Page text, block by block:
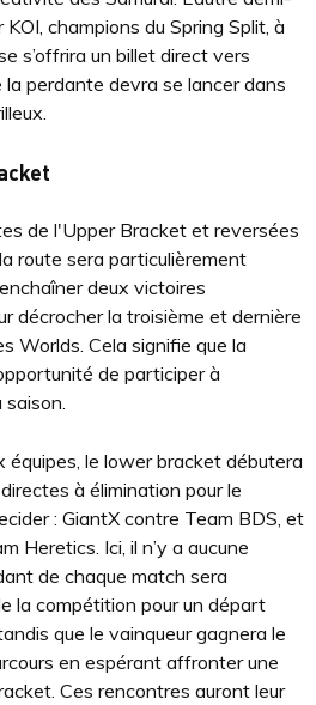
champions du Spring Split, à
s’offrira un billet direct vers
la perdante devra se lancer dans
de l'Upper Bracket et reversées
route sera particulièrement
deux victoires
décrocher la troisième et dernière
Worlds. Cela signifie que la
de participer à
saison.
le lower bracket débutera
à élimination pour le
: GiantX contre Team BDS, et
Heretics. Ici, il n’y a aucune
de chaque match sera
la compétition pour un départ
que le vainqueur gagnera le
en espérant affronter une
Ces rencontres auront leur